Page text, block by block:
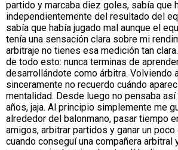
partido y marcaba diez goles, sabía que
independientemente del resultado del
sabía que había jugado mal aunque el
tenía una sensación clara sobre mi
arbitraje no tienes esa medición tan
de todo esto: nunca terminas de
desarrollándote como árbitra. Volviendo
sinceramente no recuerdo cuándo
mentalidad. Desde luego no pensaba
años, jaja. Al principio simplemente me
alrededor del balonmano, pasar tiempo
amigos, arbitrar partidos y ganar un
cuando conseguí una compañera arbitral